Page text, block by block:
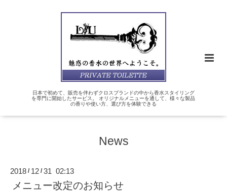
日本で初めて、販売を伴わずクロスブランドの中から香水スタイリング
を専門に開始したサービス。 オリジナルメニューを通して、様々な製品
の香りや使い方、選び方を体験できる
News
2018 / 12 /31 02:13
メニュー改定のお知らせ